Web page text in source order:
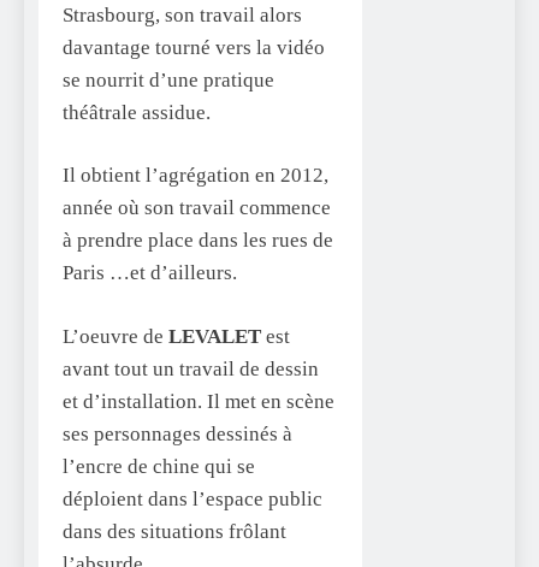
Strasbourg, son travail alors
davantage tourné vers la vidéo
se nourrit d’une pratique
théâtrale assidue.
Il obtient l’agrégation en 2012,
année où son travail commence
à prendre place dans les rues de
Paris …et d’ailleurs.
L’oeuvre de LEVALET est
avant tout un travail de dessin
et d’installation. Il met en scène
ses personnages dessinés à
l’encre de chine qui se
déploient dans l’espace public
dans des situations frôlant